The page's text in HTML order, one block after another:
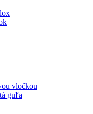
vločkou
guľa